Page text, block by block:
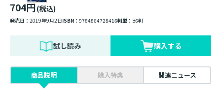
704円(税込)
発売日： 2019年9月2日ISBN： 9784864728416判型： B6判
試し読み 購入する
商品説明 購入特典 関連ニュース